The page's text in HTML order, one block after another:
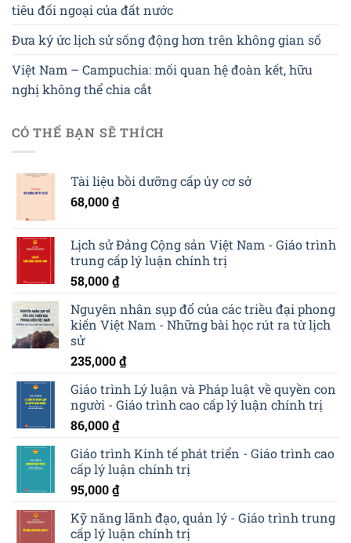
tiêu đối ngoại của đất nước
Đưa ký ức lịch sử sống động hơn trên không gian số
Việt Nam – Campuchia: mối quan hệ đoàn kết, hữu
nghị không thể chia cắt
CÓ THỂ BẠN SẼ THÍCH
Tài liệu bồi dưỡng cấp ủy cơ sở
68,000₫
Lịch sử Đảng Cộng sản Việt Nam - Giáo trình
trung cấp lý luận chính trị
58,000₫
Nguyên nhân sụp đổ của các triều đại phong
kiến Việt Nam - Những bài học rút ra từ lịch
sử
235,000₫
Giáo trình Lý luận và Pháp luật về quyền con
người - Giáo trình cao cấp lý luận chính trị
86,000₫
Giáo trình Kinh tế phát triển - Giáo trình cao
cấp lý luận chính trị
95,000₫
Kỹ năng lãnh đạo, quản lý - Giáo trình trung
cấp lý luận chính trị